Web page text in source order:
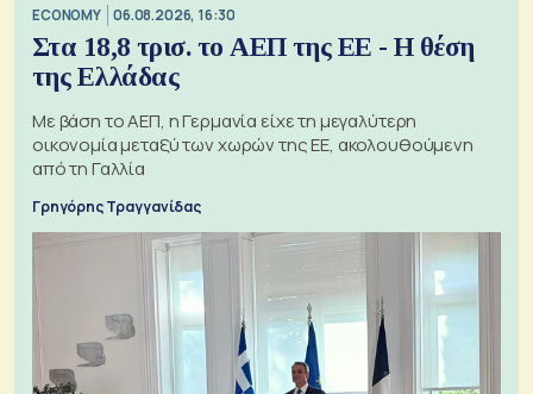
ECONOMY 06.08.2026, 16:30
Στα 18,8 τρισ. το ΑΕΠ της ΕΕ - Η θέση
της Ελλάδας
Με βάση το ΑΕΠ, η Γερμανία είχε τη μεγαλύτερη
οικονομία μεταξύ των χωρών της ΕΕ, ακολουθούμενη
από τη Γαλλία
Γρηγόρης Τραγγανίδας